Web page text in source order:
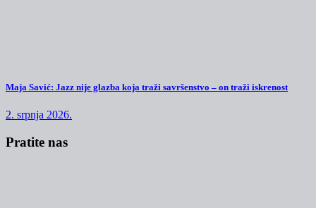
Maja Savić: Jazz nije glazba koja traži savršenstvo – on traži iskrenost
2. srpnja 2026.
Pratite nas